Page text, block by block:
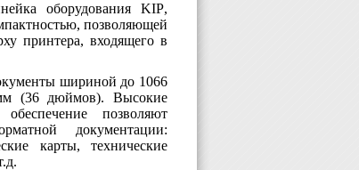
оборудования KIP,
позволяющей
принтера, входящего в
шириной до 1066
(36 дюймов). Высокие
позволяют
документации:
карты, технические